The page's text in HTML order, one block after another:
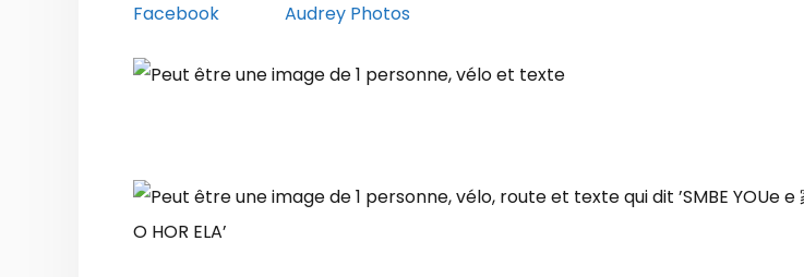
Facebook Audrey Photos